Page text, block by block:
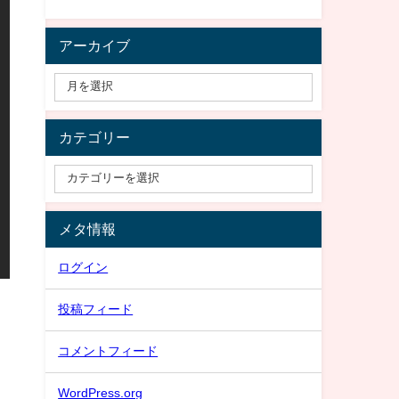
アーカイブ
カテゴリー
メタ情報
ログイン
投稿フィード
コメントフィード
WordPress.org